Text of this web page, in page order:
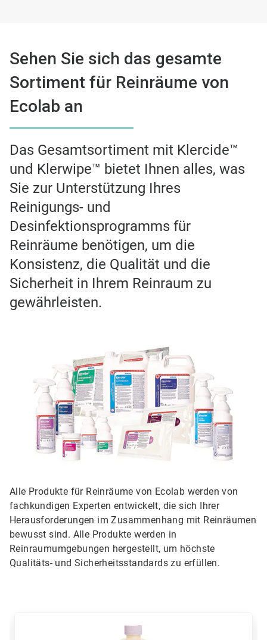
Sehen Sie sich das gesamte
Sortiment für Reinräume von
Ecolab an
Das Gesamtsortiment mit Klercide™
und Klerwipe™ bietet Ihnen alles, was
Sie zur Unterstützung Ihres
Reinigungs- und
Desinfektionsprogramms für
Reinräume benötigen, um die
Konsistenz, die Qualität und die
Sicherheit in Ihrem Reinraum zu
gewährleisten.
Alle Produkte für Reinräume von Ecolab werden von
fachkundigen Experten entwickelt, die sich Ihrer
Herausforderungen im Zusammenhang mit Reinräumen
bewusst sind. Alle Produkte werden in
Reinraumumgebungen hergestellt, um höchste
Qualitäts- und Sicherheitsstandards zu erfüllen.